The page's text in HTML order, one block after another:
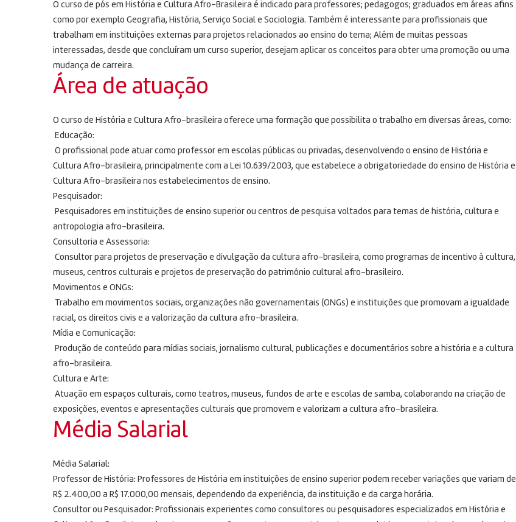
O curso de pós em História e Cultura Afro-Brasileira é indicado para professores; pedagogos; graduados em áreas afins
como por exemplo Geografia, História, Serviço Social e Sociologia. Também é interessante para profissionais que
trabalham em instituições externas para projetos relacionados ao ensino do tema; Além de muitas pessoas
interessadas, desde que concluíram um curso superior, desejam aplicar os conceitos para obter uma promoção ou uma
mudança de carreira.
Área de atuação
O curso de História e Cultura Afro-brasileira oferece uma formação que possibilita o trabalho em diversas áreas, como:
Educação:
O profissional pode atuar como professor em escolas públicas ou privadas, desenvolvendo o ensino de História e
Cultura Afro-brasileira, principalmente com a Lei 10.639/2003, que estabelece a obrigatoriedade do ensino de História e
Cultura Afro-brasileira nos estabelecimentos de ensino.
Pesquisador:
Pesquisadores em instituições de ensino superior ou centros de pesquisa voltados para temas de história, cultura e
antropologia afro-brasileira.
Consultoria e Assessoria:
Consultor para projetos de preservação e divulgação da cultura afro-brasileira, como programas de incentivo à cultura,
museus, centros culturais e projetos de preservação do patrimônio cultural afro-brasileiro.
Movimentos e ONGs:
Trabalho em movimentos sociais, organizações não governamentais (ONGs) e instituições que promovam a igualdade
racial, os direitos civis e a valorização da cultura afro-brasileira.
Mídia e Comunicação:
Produção de conteúdo para mídias sociais, jornalismo cultural, publicações e documentários sobre a história e a cultura
afro-brasileira.
Cultura e Arte:
Atuação em espaços culturais, como teatros, museus, fundos de arte e escolas de samba, colaborando na criação de
exposições, eventos e apresentações culturais que promovem e valorizam a cultura afro-brasileira.
Média Salarial
Média Salarial:
Professor de História: Professores de História em instituições de ensino superior podem receber variações que variam de
R$ 2.400,00 a R$ 17.000,00 mensais, dependendo da experiência, da instituição e da carga horária.
Consultor ou Pesquisador: Profissionais experientes como consultores ou pesquisadores especializados em História e